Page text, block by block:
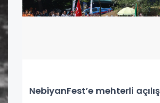
NebiyanFest’e mehterli açılış